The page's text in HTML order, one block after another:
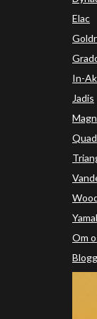
Elac
In-
Jadis
Quad
Om
Blogg